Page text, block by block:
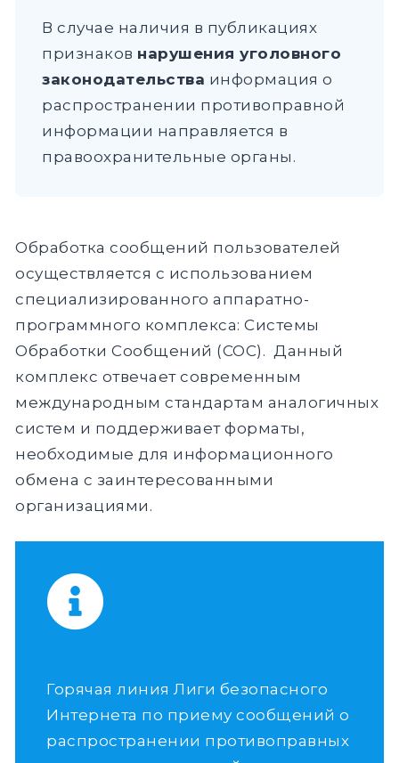
В случае наличия в публикациях
признаков нарушения уголовного
законодательства информация о
распространении противоправной
информации направляется в
правоохранительные органы.
Обработка сообщений пользователей
осуществляется с использованием
специализированного аппаратно-
программного комплекса: Системы
Обработки Сообщений (СОС). Данный
комплекс отвечает современным
международным стандартам аналогичных
систем и поддерживает форматы,
необходимые для информационного
обмена с заинтересованными
организациями.
Горячая линия Лиги безопасного
Интернета по приему сообщений о
распространении противоправных